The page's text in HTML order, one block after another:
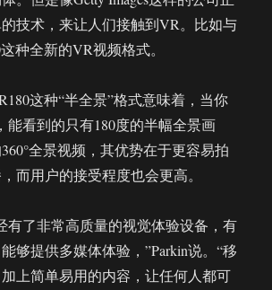
技术，来让人们接触到VR。比如与
种全新的VR视频格式。
这种“半全景”格式意味着，当你
能看到的只有180度的半幅全景画
全景视频，其优势在于更容易拍
而用户的接受程度也会更高。
有了非常高质量的视觉体验设备，有
够提供多媒体体验，”Parkin说。“移
上简单易用的内容，让任何人都可